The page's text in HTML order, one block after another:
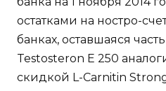
остатками на ностро-
банках, оставшаяся
Testosteron E 250
скидкой L-Carnitin